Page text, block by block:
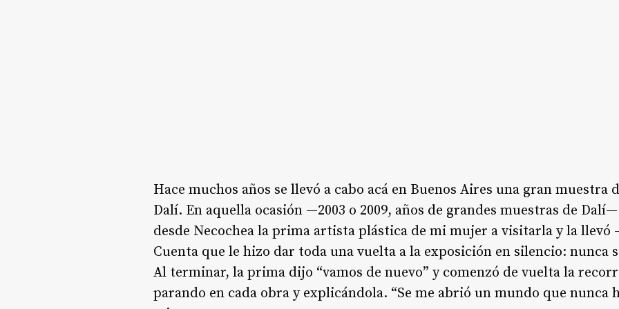
Hace muchos años se llevó a cabo acá en Buenos Aires una gran muestra
Dalí. En aquella ocasión —2003 o 2009, años de grandes muestras de
desde Necochea la prima artista plástica de mi mujer a visitarla y la
Cuenta que le hizo dar toda una vuelta a la exposición en silencio: nunca
Al terminar, la prima dijo “vamos de nuevo” y comenzó de vuelta la
parando en cada obra y explicándola. “Se me abrió un mundo que nunca